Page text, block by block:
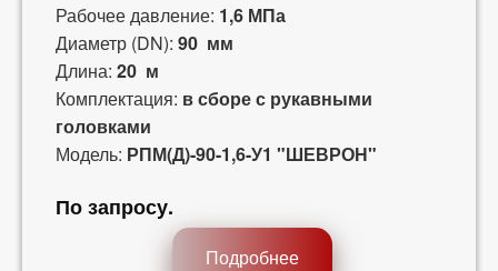
Рабочее давление: 1,6 МПа
Диаметр (DN): 90 мм
Длина: 20 м
Комплектация: в сборе с рукавными
головками
Модель: РПМ(Д)-90-1,6-У1 "ШЕВРОН"
По запросу.
Подробнее